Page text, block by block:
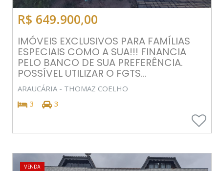
R$ 649.900,00
IMÓVEIS EXCLUSIVOS PARA FAMÍLIAS
ESPECIAIS COMO A SUA!!! FINANCIA
PELO BANCO DE SUA PREFERÊNCIA.
POSSÍVEL UTILIZAR O FGTS...
ARAUCÁRIA - THOMAZ COELHO
3
3
VENDA